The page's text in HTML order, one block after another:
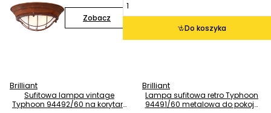
Zobacz
Brilliant
Sufitowa lampa vintage
Typhoon 94492/60 na korytarz
Do koszyka
Brilliant
Lampa sufitowa retro Typhoon
94491/60 metalowa do pokoju